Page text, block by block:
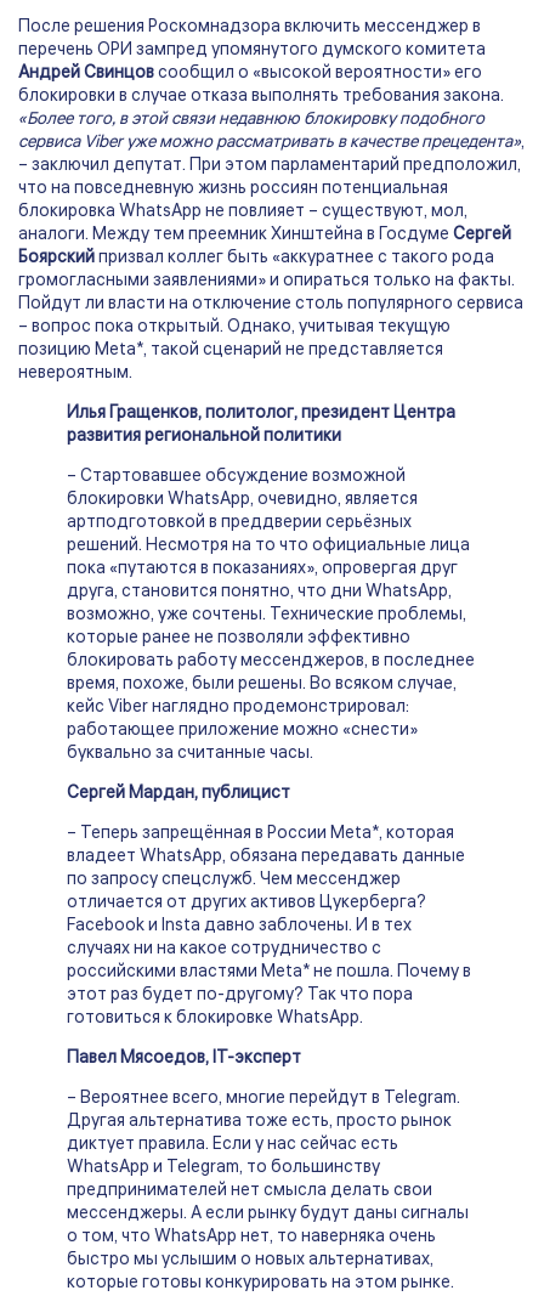
После решения Роскомнадзора включить мессенджер в
перечень ОРИ зампред упомянутого думского комитета
Андрей Свинцовсообщил о «высокой вероятности» его
блокировки в случае отказа выполнять требования закона.
«Более того, в этой связи недавнюю блокировку подобного
сервиса Viber уже можно рассматривать в качестве прецедента»,
– заключил депутат. При этом парламентарий предположил,
что на повседневную жизнь россиян потенциальная
блокировка WhatsApp не повлияет – существуют, мол,
аналоги. Между тем преемник Хинштейна в Госдуме Сергей
Боярскийпризвал коллег быть «аккуратнее с такого рода
громогласными заявлениями» и опираться только на факты.
Пойдут ли власти на отключение столь популярного сервиса
– вопрос пока открытый. Однако, учитывая текущую
позицию Meta*, такой сценарий не представляется
невероятным.
Илья Гращенков, политолог, президент Центра
развития региональной политики
– Стартовавшее обсуждение возможной
блокировки WhatsApp, очевидно, является
артподготовкой в преддверии серьёзных
решений. Несмотря на то что официальные лица
пока «путаются в показаниях», опровергая друг
друга, становится понятно, что дни WhatsApp,
возможно, уже сочтены. Технические проблемы,
которые ранее не позволяли эффективно
блокировать работу мессенджеров, в последнее
время, похоже, были решены. Во всяком случае,
кейс Viber наглядно продемонстрировал:
работающее приложение можно «снести»
буквально за считанные часы.
Сергей Мардан, публицист
– Теперь запрещённая в России Meta*, которая
владеет WhatsApp, обязана передавать данные
по запросу спецслужб. Чем мессенджер
отличается от других активов Цукерберга?
Facebook и Insta давно заблочены. И в тех
случаях ни на какое сотрудничество с
российскими властями Meta* не пошла. Почему в
этот раз будет по-другому? Так что пора
готовиться к блокировке WhatsApp.
Павел Мясоедов, IT-эксперт
– Вероятнее всего, многие перейдут в Telegram.
Другая альтернатива тоже есть, просто рынок
диктует правила. Если у нас сейчас есть
WhatsApp и Telegram, то большинству
предпринимателей нет смысла делать свои
мессенджеры. А если рынку будут даны сигналы
о том, что WhatsApp нет, то наверняка очень
быстро мы услышим о новых альтернативах,
которые готовы конкурировать на этом рынке.